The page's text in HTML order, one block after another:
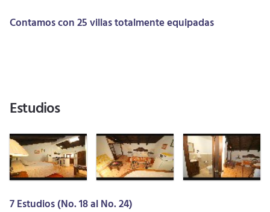
Contamos con 25 villas totalmente equipadas
Estudios
7 Estudios (No. 18 al No. 24)